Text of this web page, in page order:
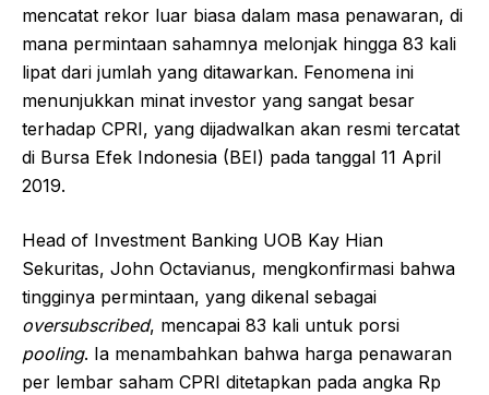
mencatat rekor luar biasa dalam masa penawaran, di
mana permintaan sahamnya melonjak hingga 83 kali
lipat dari jumlah yang ditawarkan. Fenomena ini
menunjukkan minat investor yang sangat besar
terhadap CPRI, yang dijadwalkan akan resmi tercatat
di Bursa Efek Indonesia (BEI) pada tanggal 11 April
2019.
Head of Investment Banking UOB Kay Hian
Sekuritas, John Octavianus, mengkonfirmasi bahwa
tingginya permintaan, yang dikenal sebagai
oversubscribed, mencapai 83 kali untuk porsi
pooling. Ia menambahkan bahwa harga penawaran
per lembar saham CPRI ditetapkan pada angka Rp